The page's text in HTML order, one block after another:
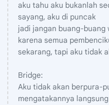
aku tahu aku bukanlah
sayang, aku di puncak
jadi jangan buang-buang
karena semua
sekarang, tapi aku tidak
Bridge:
Aku tidak akan berpura-
mengatakannya langsung